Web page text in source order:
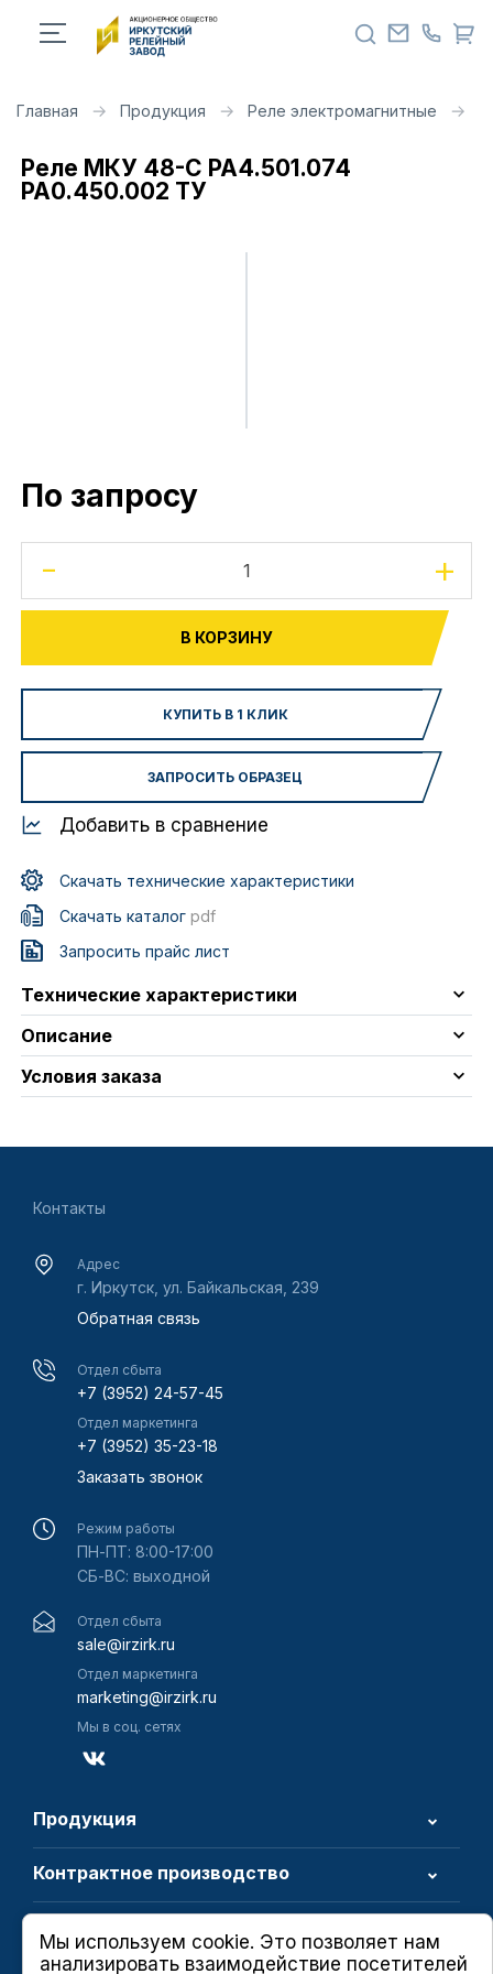
Главная Продукция Реле электромагнитные
Реле МКУ 48-С РА4.501.074
РА0.450.002 ТУ
По запросу
- +
В КОРЗИНУ
КУПИТЬ В 1 КЛИК
ЗАПРОСИТЬ ОБРАЗЕЦ
Добавить в сравнение
Скачать технические характеристики
Скачать каталогpdf
Запросить прайс лист
Технические характеристики
Описание
Условия заказа
Контакты
Адрес
г. Иркутск, ул. Байкальская, 239
Обратная связь
Отдел сбыта
+7 (3952) 24-57-45
Отдел маркетинга
+7 (3952) 35-23-18
Заказать звонок
Режим работы
ПН-ПТ: 8:00-17:00
СБ-ВС: выходной
Отдел сбыта
sale@irzirk.ru
Отдел маркетинга
marketing@irzirk.ru
Мы в соц. сетях
Продукция
Контрактное производство
Мы используем cookie. Это позволяет нам
анализировать взаимодействие посетителей